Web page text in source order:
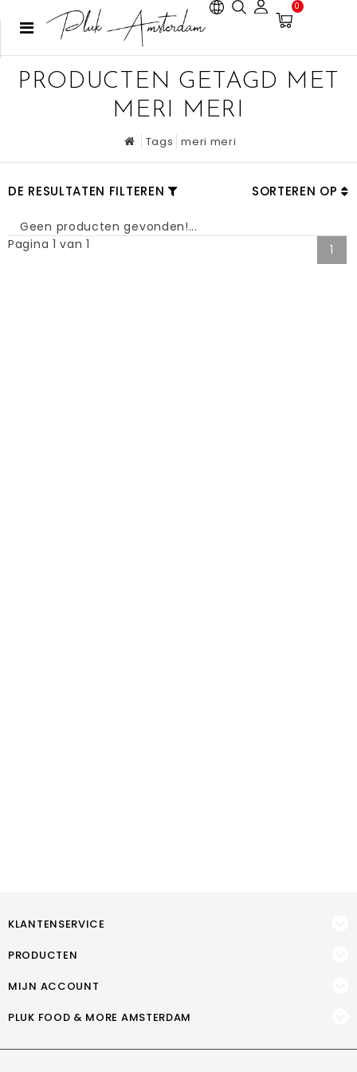
0
PRODUCTEN GETAGD MET
MERI MERI
Tags meri meri
DE RESULTATEN FILTEREN SORTEREN OP
Geen producten gevonden!...
Pagina 1 van 1
1
KLANTENSERVICE
PRODUCTEN
MIJN ACCOUNT
PLUK FOOD & MORE AMSTERDAM